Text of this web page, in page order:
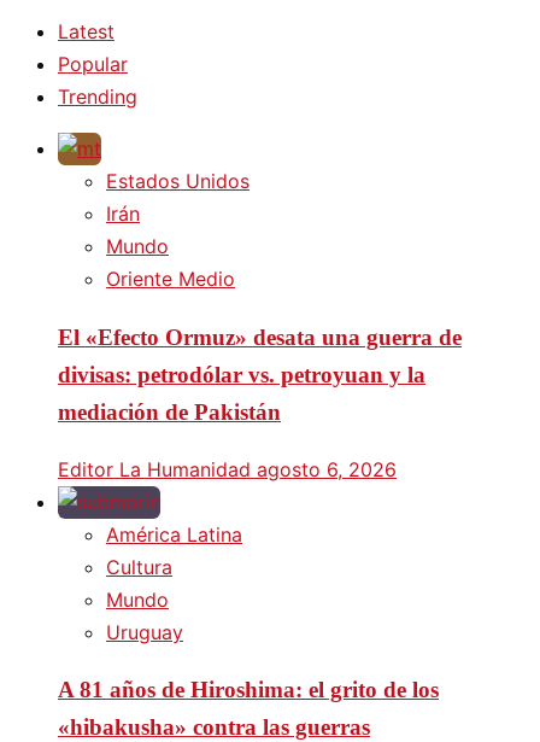
Latest
Popular
Trending
Estados Unidos
Irán
Mundo
Oriente Medio
El «Efecto Ormuz» desata una guerra de
divisas: petrodólar vs. petroyuan y la
mediación de Pakistán
Editor La Humanidad agosto 6, 2026
América Latina
Cultura
Mundo
Uruguay
A 81 años de Hiroshima: el grito de los
«hibakusha» contra las guerras